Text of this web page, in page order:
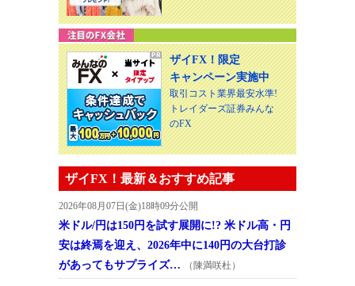
ザイFX！限定
キャンペーン実施中
取引コスト業界最安水準!
トレイダーズ証券みんな
のFX
ザイFX！最新＆おすすめ記事
2026年08月07日(金)18時09分公開
米ドル/円は150円を試す展開に!? 米ドル高・円
安は終焉を迎え、2026年中に140円の大台打診
があってもサプライズ…
（陳満咲杜）